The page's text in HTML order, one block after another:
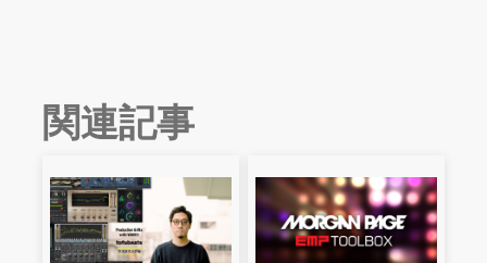
関連記事